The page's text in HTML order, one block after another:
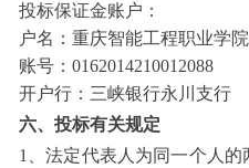
投标保证金账户：
户名：重庆智能工程职业学院
账号： 0162014210012088
开户行：三峡银行永川支行
六、投标有关规定
1、法定代表人为同一个人